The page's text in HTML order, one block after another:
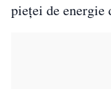
pieței de energie